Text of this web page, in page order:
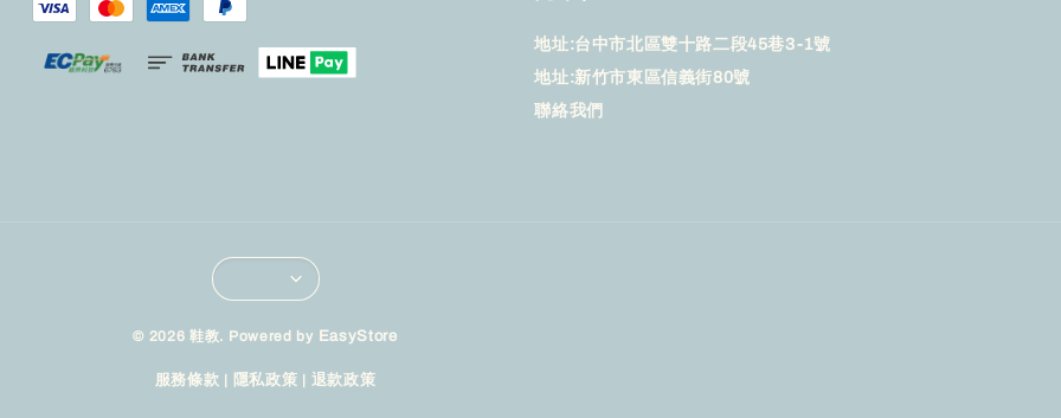
地址:台中市北區雙十路二段45巷3-1號
地址:新竹市東區信義街80號
聯絡我們
© 2026 鞋教. Powered by EasyStore
服務條款 | 隱私政策 | 退款政策